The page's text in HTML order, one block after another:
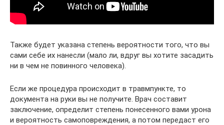
Также будет указана степень вероятности того, что вы
сами себе их нанесли (мало ли, вдруг вы хотите засадить
ни в чем не повинного человека).
Если же процедура происходит в травмпункте, то
документа на руки вы не получите. Врач составит
заключение, определит степень понесенного вами урона
и вероятность самоповреждения, а потом передаст его